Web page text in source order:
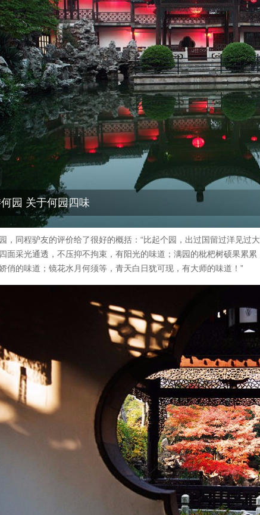
园 关于何园四味
，同程驴友的评价给了很好的概括：“比起个园，出过国留过洋见过
面采光通透，不压抑不拘束，有阳光的味道；满园的枇杷树硕果累
俏的味道；镜花水月何须等，青天白日犹可现，有大师的味道！”